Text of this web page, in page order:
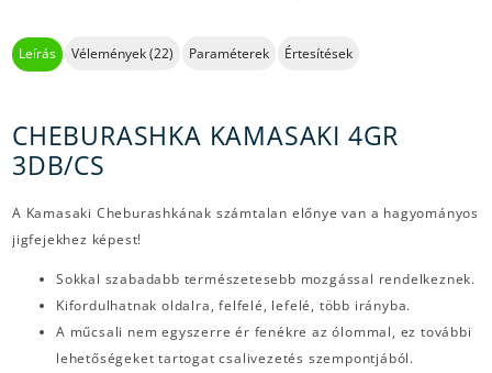
Leírás Vélemények (22) Paraméterek Értesítések
CHEBURASHKA KAMASAKI 4GR
3DB/CS
A Kamasaki Cheburashkának számtalan előnye van a hagyományos
jigfejekhez képest!
Sokkal szabadabb természetesebb mozgással rendelkeznek.
Kifordulhatnak oldalra, felfelé, lefelé, több irányba.
A műcsali nem egyszerre ér fenékre az ólommal, ez további
lehetőségeket tartogat csalivezetés szempontjából.